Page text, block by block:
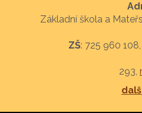
Základní škola a
ZŠ: 725 960 108,
293,